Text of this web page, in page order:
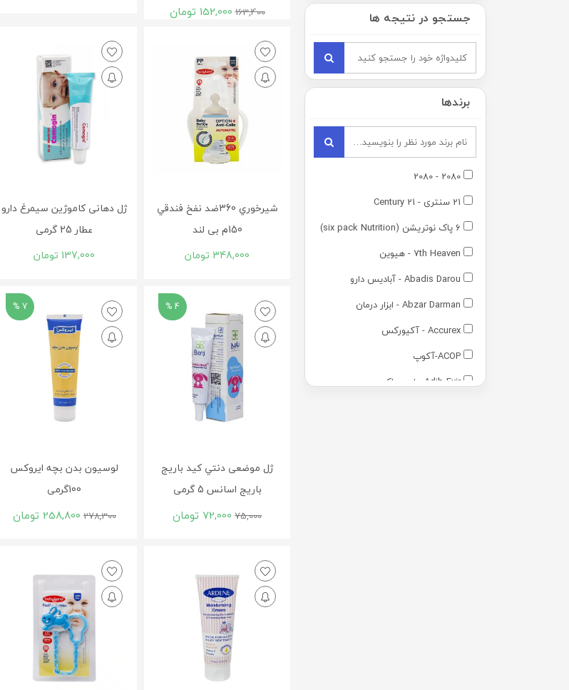
جستجو در نتیجه ها
برندها
2080 - 2080
21 سنتری - 21 Century
6 پاک نوتریشن (six pack Nutrition)
7th Heaven - هیوین
Abadis Darou - آبادیس دارو
Abzar Darman - ابزار درمان
Accurex - آکیورکس
ACOP-آکوپ
Adib Exir - ادیب اکسیر
163,400
152,000 تومان
شيرخوري 360ضد نفخ فندقي
150م بی لند
348,000 تومان
ژل دهانی کاموژین سیمرغ دارو
عطار 25 گرمی
137,000 تومان
4 %
ژل موضعی دنتي كيد باريج
باریج اسانس 5 گرمی
75,000
72,000 تومان
7 %
لوسیون بدن بچه ایروکس
100گرمی
278,300
258,800 تومان